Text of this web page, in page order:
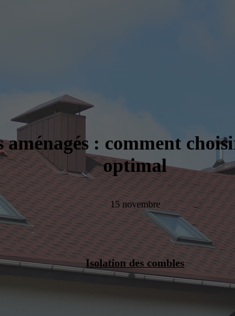
: comment
optimal
15 novembre
Isolation des combles